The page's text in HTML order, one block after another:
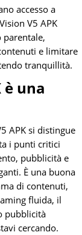
accesso a
V5 APK
e limitare
tranquillità.
è una
APK si distingue
i punti critici
pubblicità e
È una buona
di contenuti,
fluida, il
pubblicità
cercando.